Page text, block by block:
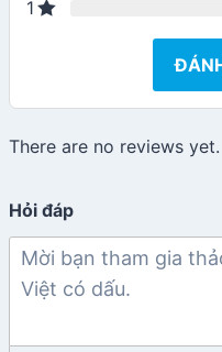
1
There are no reviews yet.
Hỏi đáp